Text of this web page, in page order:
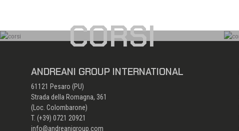
CORSI
ANDREANI GROUP INTERNATIONAL
61121 Pesaro (PU)
Strada della Romagna, 361
(Loc. Colombarone)
T. (+39) 0721 20921
info@andreanigroup.com